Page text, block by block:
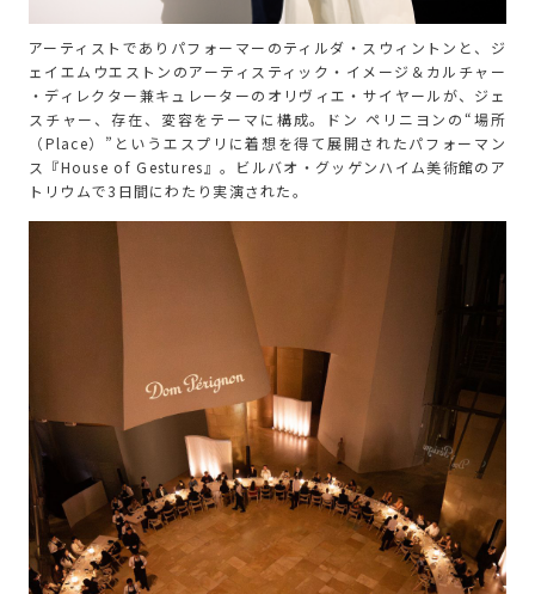
アーティストでありパフォーマーのティルダ・スウィントンと、ジ
ェイエムウエストンのアーティスティック・イメージ＆カルチャー
・ディレクター兼キュレーターのオリヴィエ・サイヤールが、ジェ
スチャー、存在、変容をテーマに構成。ドン ペリニヨンの“場所
（Place）”というエスプリに着想を得て展開されたパフォーマン
ス『House of Gestures』。ビルバオ・グッゲンハイム美術館のア
トリウムで3日間にわたり実演された。